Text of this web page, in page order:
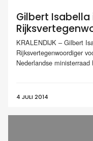
Gilbert Isabella
KRALENDIJK – Gilbert
Rijksvertegenwoordiger
Nederlandse
4 JULI 2014